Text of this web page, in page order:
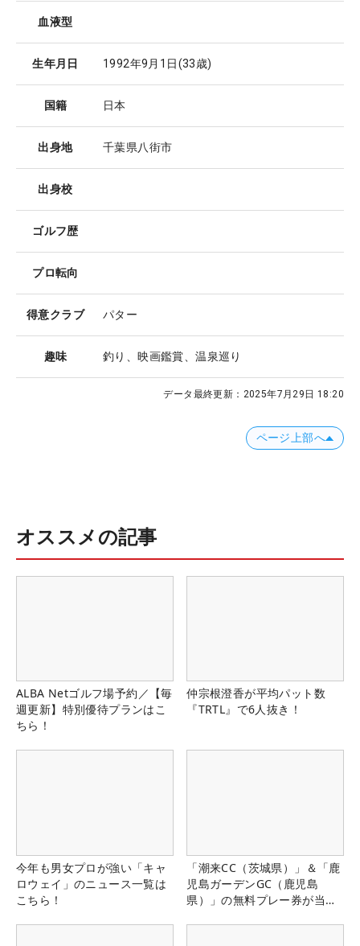
血液型
生年月日 1992年9月1日(33歳)
国籍 日本
出身地 千葉県八街市
出身校
ゴルフ歴
プロ転向
得意クラブ パター
趣味 釣り、映画鑑賞、温泉巡り
データ最終更新： 2025年7月29日 18:20
ページ上部へ
オススメの記事
ALBA Netゴルフ場予約／【毎
週更新】特別優待プランはこ
ちら！
仲宗根澄香が平均パット数
『TRTL』で6人抜き！
今年も男女プロが強い「キャ
ロウェイ」のニュース一覧は
こちら！
「潮来CC（茨城県）」＆「鹿
児島ガーデンGC（鹿児島
県）」の無料プレー券が当た